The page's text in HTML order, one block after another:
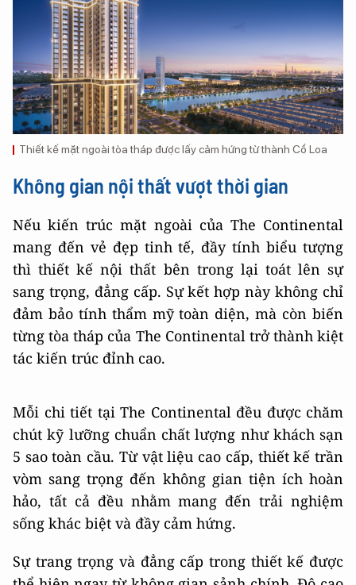
Thiết kế mặt ngoài tòa tháp được lấy cảm hứng từ thành Cổ Loa
Không gian nội thất vượt thời gian
Nếu kiến trúc mặt ngoài của The Continental
mang đến vẻ đẹp tinh tế, đầy tính biểu tượng
thì thiết kế nội thất bên trong lại toát lên sự
sang trọng, đẳng cấp. Sự kết hợp này không chỉ
đảm bảo tính thẩm mỹ toàn diện, mà còn biến
từng tòa tháp của The Continental trở thành kiệt
tác kiến trúc đỉnh cao.
Mỗi chi tiết tại The Continental đều được chăm
chút kỹ lưỡng chuẩn chất lượng như khách sạn
5 sao toàn cầu. Từ vật liệu cao cấp, thiết kế trần
vòm sang trọng đến không gian tiện ích hoàn
hảo, tất cả đều nhằm mang đến trải nghiệm
sống khác biệt và đầy cảm hứng.
Sự trang trọng và đẳng cấp trong thiết kế được